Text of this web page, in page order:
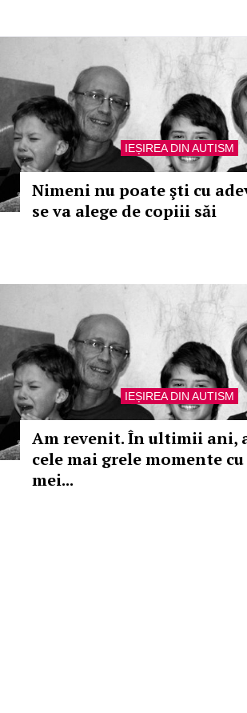
IEȘIREA DIN AUTISM
Nimeni nu poate şti cu
se va alege de copiii săi
IEȘIREA DIN AUTISM
Am revenit. În ultimii ani,
cele mai grele momente
mei...